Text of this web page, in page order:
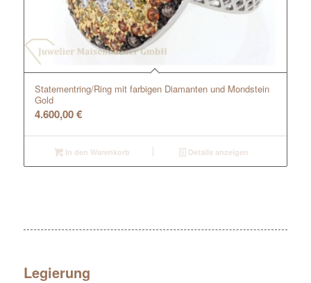
Statementring/Ring mit farbigen Diamanten und Mondstein
Gold
4.600,00€
In den Warenkorb Details anzeigen
Legierung